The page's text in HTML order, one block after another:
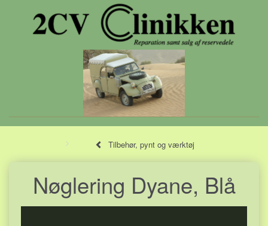
Tilbehør, pynt og værktøj
Nøglering Dyane, Blå